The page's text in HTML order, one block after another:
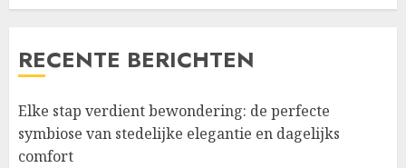
RECENTE BERICHTEN
Elke stap verdient bewondering: de perfecte
symbiose van stedelijke elegantie en dagelijks
comfort